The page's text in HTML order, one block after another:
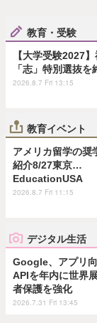
教育・受験
【大学受験2027
「志」特別選抜を
2026.8.7 Fri 13:15
教育イベント
アメリカ留学の奨
紹介8/27東京…
EducationUSA
2026.8.7 Fri 11:15
デジタル生活
Google、アプリ
APIを年内に世界
者保護を強化
2026.7.31 Fri 13:45